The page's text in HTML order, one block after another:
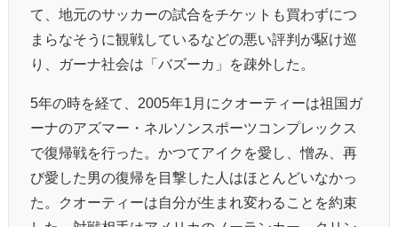
て、地元のサッカーの試合をチケットも買わずにつ
まらなそうに観戦しているなどの悪い評判が駆け巡
り、ガーナ社会は「バズーカ」を疎外した。
5年の時を経て、2005年1月にクオーティーは祖国ガ
ーナのアズマー・ネルソンスポーツコンプレックス
で復帰戦を行った。かつてアイクを愛し、憎み、再
び愛した男の復帰を目撃した人はほとんどいなかっ
た。クオーティーは自分が生まれ変わることを約束